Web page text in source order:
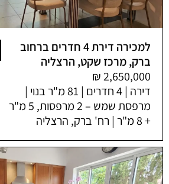
למכירה דירת 4 חדרים ברחוב
ברק, מרכז שקט, הרצליה
דירה | 4 חדרים | 81 מ"ר בנוי |
מרפסת שמש – 2 מרפסות, 5 מ"ר
+ 8 מ"ר | רח' ברק, הרצליה